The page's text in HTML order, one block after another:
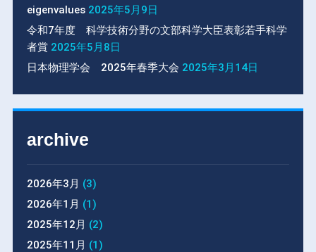
eigenvalues 2025年5月9日
令和7年度 科学技術分野の文部科学大臣表彰若手科学
者賞 2025年5月8日
日本物理学会 2025年春季大会 2025年3月14日
archive
2026年3月 (3)
2026年1月 (1)
2025年12月 (2)
2025年11月 (1)